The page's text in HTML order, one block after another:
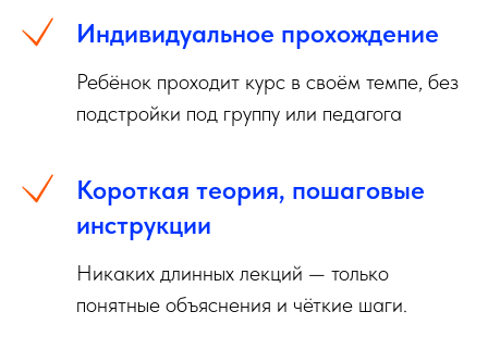
Индивидуальное прохождение
Ребёнок проходит курс в своём темпе, без
подстройки под группу или педагога
Короткая теория, пошаговые
инструкции
Никаких длинных лекций — только
понятные объяснения и чёткие шаги.